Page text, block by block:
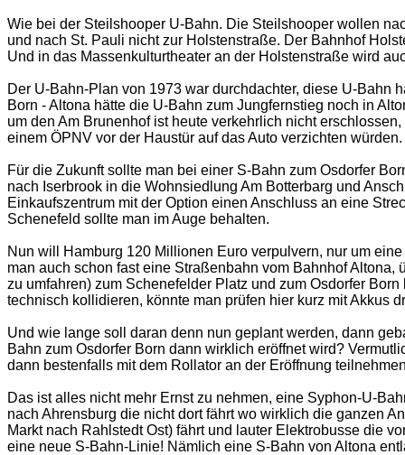
Wie bei der Steilshooper U-Bahn. Die Steilshooper wollen
und nach St. Pauli nicht zur Holstenstraße. Der Bahnhof
Und in das Massenkulturtheater an der Holstenstraße wird
Der U-Bahn-Plan von 1973 war durchdachter, diese U-Bahn
Born - Altona hätte die U-Bahn zum Jungfernstieg noch in
um den Am Brunenhof ist heute verkehrlich nicht
einem ÖPNV vor der Haustür auf das Auto verzichten würden.
Für die Zukunft sollte man bei einer S-Bahn zum Osdorfer
nach Iserbrook in die Wohnsiedlung Am Botterbarg und
Einkaufszentrum mit der Option einen Anschluss an eine
Schenefeld sollte man im Auge behalten.
Nun will Hamburg 120 Millionen Euro verpulvern, nur um
man auch schon fast eine Straßenbahn vom Bahnhof
zu umfahren) zum Schenefelder Platz und zum Osdorfer
technisch kollidieren, könnte man prüfen hier kurz mit Akkus
Und wie lange soll daran denn nun geplant werden, dann
Bahn zum Osdorfer Born dann wirklich eröffnet wird?
dann bestenfalls mit dem Rollator an der Eröffnung
Das ist alles nicht mehr Ernst zu nehmen, eine Syphon-U-
nach Ahrensburg die nicht dort fährt wo wirklich die ganzen
Markt nach Rahlstedt Ost) fährt und lauter Elektrobusse die
eine neue S-Bahn-Linie! Nämlich eine S-Bahn von Altona